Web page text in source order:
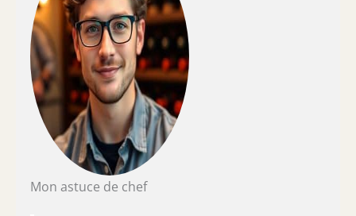
Mon astuce de chef